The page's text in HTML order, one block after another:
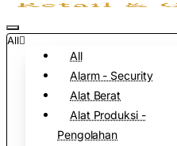
All
All
Alarm - Security
Alat Berat
Alat Produksi -
Pengolahan